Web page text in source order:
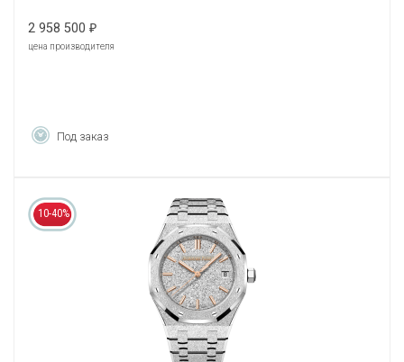
2 958 500 ₽
цена производителя
Под заказ
10-40%